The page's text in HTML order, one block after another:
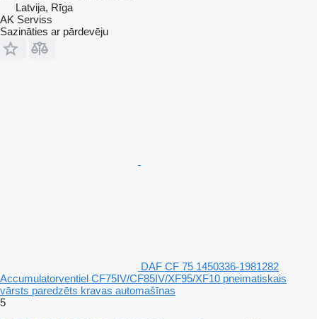
Latvija, Rīga
AK Serviss
Sazināties ar pārdevēju
DAF CF 75 1450336-1981282
Accumulatorventiel CF75IV/CF85IV/XF95/XF10 pneimatiskais
vārsts paredzēts kravas automašīnas
5